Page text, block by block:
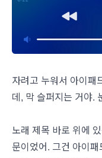
자려고 누워서 아이패
데, 막 슬퍼지는 거야.
노래 제목 바로 위에
문이었어. 그건 아이